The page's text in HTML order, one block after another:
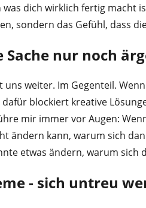
dich wirklich fertig macht
sondern das Gefühl, dass
Sache nur noch
weiter. Im Gegenteil.
blockiert kreative
mir immer vor Augen:
ändern kann, warum sich
etwas ändern, warum sich
- sich untreu